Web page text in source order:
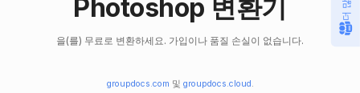
Photoshop 변환기
을(를) 무료로 변환하세요. 가입이나 품질 손실이 없습니다.
groupdocs.com 및 groupdocs.cloud .